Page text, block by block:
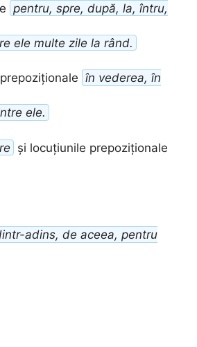
pentru, spre, după, la, întru,
ele multe zile la rând.
în vederea, în
ele.
și locuțiunile prepoziționale
adins, de aceea, pentru